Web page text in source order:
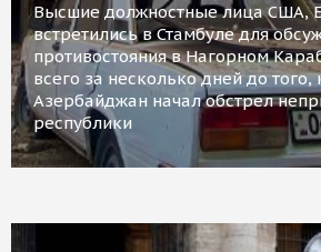
Высшие должностные лица США,
встретились в Стамбуле для
противостояния в Нагорном
всего за несколько дней до того,
Азербайджан начал обстрел
республики